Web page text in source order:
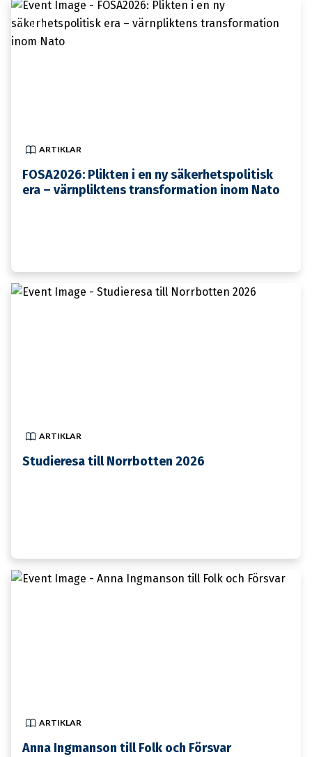
3 JULI
ARTIKLAR
FOSA2026: Plikten i en ny säkerhetspolitisk
era – värnpliktens transformation inom Nato
ARTIKLAR
Studieresa till Norrbotten 2026
ARTIKLAR
Anna Ingmanson till Folk och Försvar